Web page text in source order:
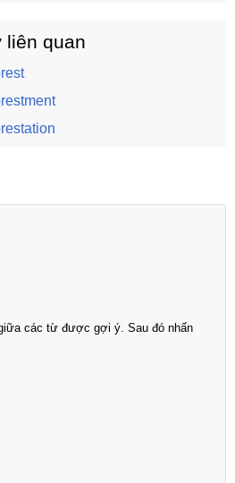
liên quan
các từ được gợi ý. Sau đó nhấn